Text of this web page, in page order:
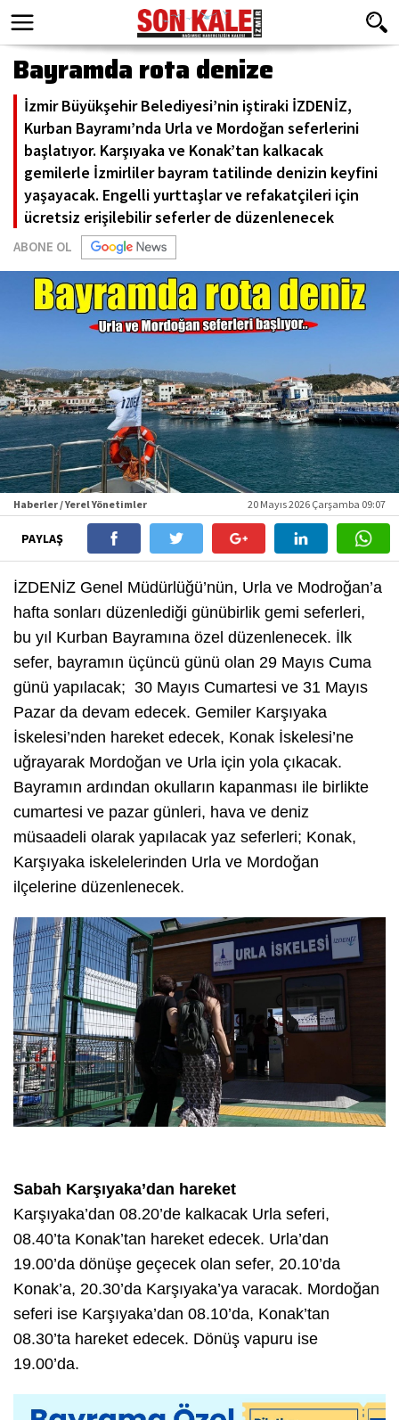
Bayramda rota denize
İzmir Büyükşehir Belediyesi’nin iştiraki İZDENİZ,
Kurban Bayramı’nda Urla ve Mordoğan seferlerini
başlatıyor. Karşıyaka ve Konak’tan kalkacak
gemilerle İzmirliler bayram tatilinde denizin keyfini
yaşayacak. Engelli yurttaşlar ve refakatçileri için
ücretsiz erişilebilir seferler de düzenlenecek
ABONE OL
Haberler / Yerel Yönetimler 20 Mayıs 2026 Çarşamba 09:07
PAYLAŞ
İZDENİZ Genel Müdürlüğü’nün, Urla ve Modroğan’a
hafta sonları düzenlediği günübirlik gemi seferleri,
bu yıl Kurban Bayramına özel düzenlenecek. İlk
sefer, bayramın üçüncü günü olan 29 Mayıs Cuma
günü yapılacak; 30 Mayıs Cumartesi ve 31 Mayıs
Pazar da devam edecek. Gemiler Karşıyaka
İskelesi’nden hareket edecek, Konak İskelesi’ne
uğrayarak Mordoğan ve Urla için yola çıkacak.
Bayramın ardından okulların kapanması ile birlikte
cumartesi ve pazar günleri, hava ve deniz
müsaadeli olarak yapılacak yaz seferleri; Konak,
Karşıyaka iskelelerinden Urla ve Mordoğan
ilçelerine düzenlenecek.
Sabah Karşıyaka’dan hareket
Karşıyaka’dan 08.20’de kalkacak Urla seferi,
08.40’ta Konak’tan hareket edecek. Urla’dan
19.00’da dönüşe geçecek olan sefer, 20.10’da
Konak’a, 20.30’da Karşıyaka’ya varacak. Mordoğan
seferi ise Karşıyaka’dan 08.10’da, Konak’tan
08.30’ta hareket edecek. Dönüş vapuru ise
19.00’da.